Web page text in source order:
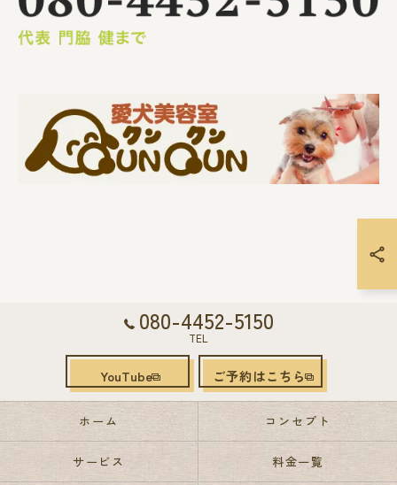
080-4452-5150
TEL
YouTube ご予約はこちら
ホーム コンセプト
サービス 料金一覧